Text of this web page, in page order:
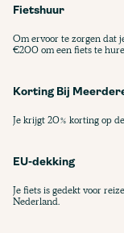
Fietshuur
Om ervoor te zorgen dat
€200 om een fiets te
Korting Bij
Je krijgt 20% korting op
EU-dekking
Je fiets is gedekt voor
Nederland.